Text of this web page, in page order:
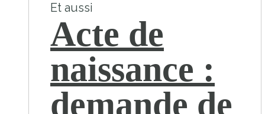
Et aussi
Acte de
naissance :
demande de